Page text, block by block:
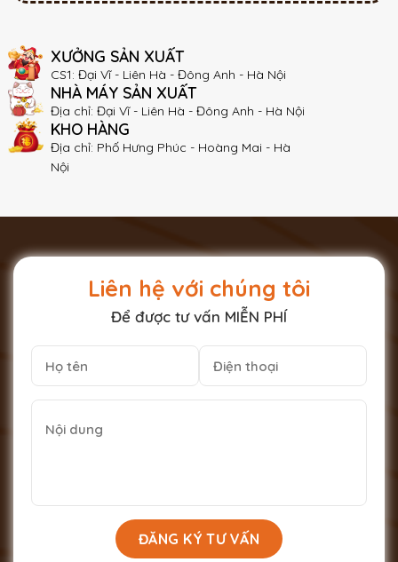
XƯỞNG SẢN XUẤT
CS1: Đại Vĩ - Liên Hà - Đông Anh - Hà Nội
NHÀ MÁY SẢN XUẤT
Địa chỉ: Đại Vĩ - Liên Hà - Đông Anh - Hà Nội
KHO HÀNG
Địa chỉ: Phố Hưng Phúc - Hoàng Mai - Hà
Nội
Liên hệ với chúng tôi
Để được tư vấn MIỄN PHÍ